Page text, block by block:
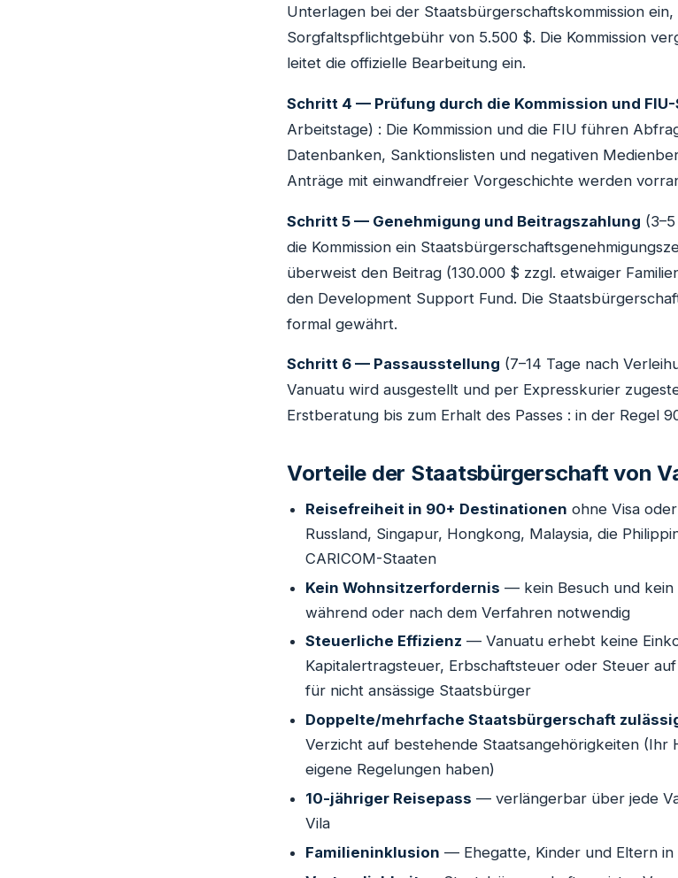
Unterlagen bei der Staatsbürgerschaftskommission
Sorgfaltspflichtgebühr von 5.500 $. Die Kommission
leitet die offizielle Bearbeitung ein.
Schritt 4 — Prüfung durch die Kommission und
Arbeitstage) : Die Kommission und die FIU führen
Datenbanken, Sanktionslisten und negativen
Anträge mit einwandfreier Vorgeschichte werden
Schritt 5 — Genehmigung und Beitragszahlung
die Kommission ein
überweist den Beitrag (130.000 $ zzgl. etwaiger
den Development Support Fund. Die
formal gewährt.
Schritt 6 — Passausstellung (7–14 Tage nach
Vanuatu wird ausgestellt und per Expresskurier
Erstberatung bis zum Erhalt des Passes : in der Regel
Vorteile der Staatsbürgerschaft von
Reisefreiheit in 90+ Destinationen ohne Visa
Russland, Singapur, Hongkong, Malaysia, die
CARICOM-Staaten
Kein Wohnsitzerfordernis — kein Besuch und kein
während oder nach dem Verfahren notwendig
Steuerliche Effizienz — Vanuatu erhebt keine
Kapitalertragsteuer, Erbschaftsteuer oder Steuer
für nicht ansässige Staatsbürger
Doppelte/mehrfache Staatsbürgerschaft
Verzicht auf bestehende Staatsangehörigkeiten (Ihr
eigene Regelungen haben)
10-jähriger Reisepass — verlängerbar über jede
Vila
Familieninklusion — Ehegatte, Kinder und Eltern in